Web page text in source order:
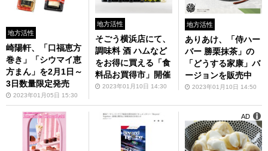
地方活性
崎陽軒、「口福恵方
巻き」「シウマイ恵
方まん」を2月1日～
3日数量限定発売
2023年01月05日 15:30
地方活性
そごう横浜店にて、
調味料 酒 ハムなど
をお得に買える「食
料品お買得市」開催
2023年01月10日 14:30
地方活性
ありあけ、「侍ハー
バー 勝栗抹茶」の
「どうする家康」バ
ージョンを販売中
2023年01月10日 14:50
AD